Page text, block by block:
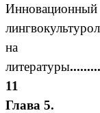
на
литературы
11
Глава 5.